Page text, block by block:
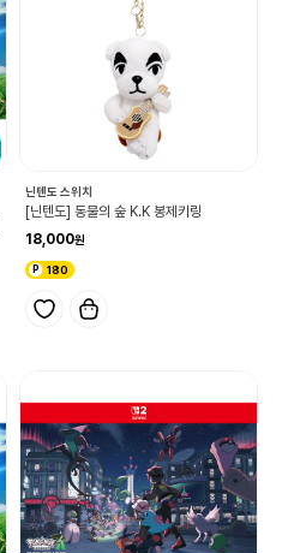
닌텐도 스위치
[닌텐도] 동물의 숲 K.K 봉제키링
18,000
180